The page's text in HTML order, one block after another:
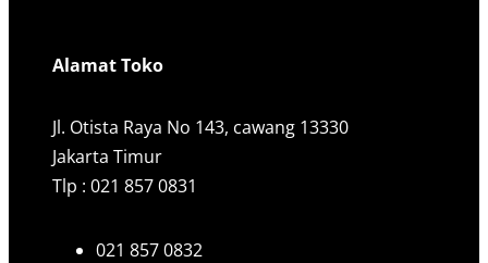
Alamat Toko
Jl. Otista Raya No 143, cawang 13330
Jakarta Timur
Tlp : 021 857 0831
021 857 0832